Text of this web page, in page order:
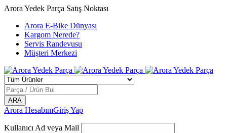
Arora Yedek Parça Satış Noktası
Arora E-Bike Dünyası
Kargom Nerede?
Servis Randevusu
Müşteri Merkezi
Arora HesabımGiriş Yap
Kullanıcı Ad veya Mail